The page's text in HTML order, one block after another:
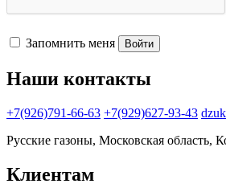
Запомнить меня Войти
Наши контакты
+7(926)791-66-63 +7(929)627-93-43
Русские газоны, Московская область,
Клиентам